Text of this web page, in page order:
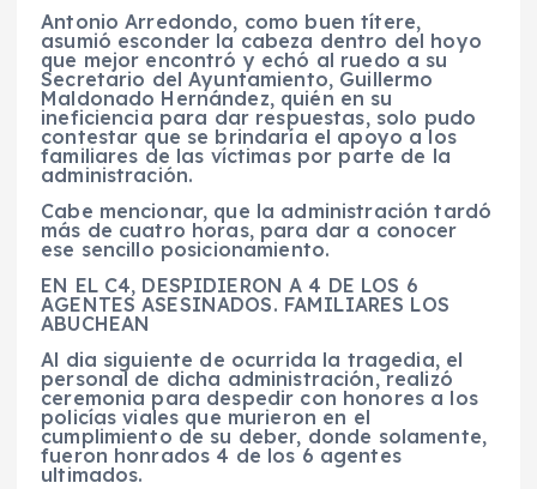
Antonio Arredondo, como buen títere,
asumió esconder la cabeza dentro del hoyo
que mejor encontró y echó al ruedo a su
Secretario del Ayuntamiento, Guillermo
Maldonado Hernández, quién en su
ineficiencia para dar respuestas, solo pudo
contestar que se brindaría el apoyo a los
familiares de las víctimas por parte de la
administración.
Cabe mencionar, que la administración tardó
más de cuatro horas, para dar a conocer
ese sencillo posicionamiento.
EN EL C4, DESPIDIERON A 4 DE LOS 6
AGENTES ASESINADOS. FAMILIARES LOS
ABUCHEAN
Al dia siguiente de ocurrida la tragedia, el
personal de dicha administración, realizó
ceremonia para despedir con honores a los
policías viales que murieron en el
cumplimiento de su deber, donde solamente,
fueron honrados 4 de los 6 agentes
ultimados.